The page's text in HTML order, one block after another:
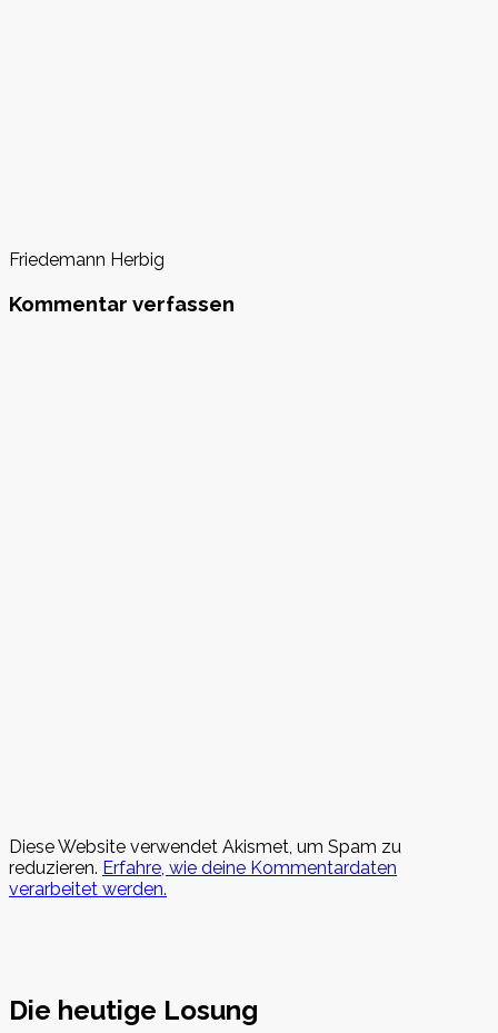
Friedemann Herbig
Kommentar verfassen
Diese Website verwendet Akismet, um Spam zu
reduzieren. Erfahre, wie deine Kommentardaten
verarbeitet werden.
Die heutige Losung